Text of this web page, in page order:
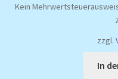
Kein
zzgl.
In